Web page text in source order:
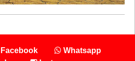
Facebook
Whatsapp